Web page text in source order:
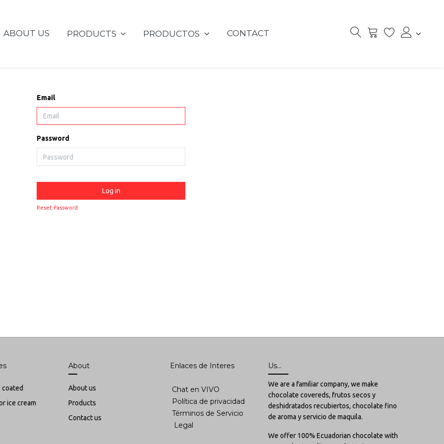
ABOUT US PRODUCTS PRODUCTOS CONTACT
Email
Password
Log in
Reset Password
ice cream
About
About us
Products
Contact us
Enlaces de Interes
Chat en VIVO
Política de privacidad
Términos de Servicio
Legal
Us...
We are a familiar company, we make
chocolate covereds, frutos secos y
deshidratados recubiertos, chocolate fino
de aroma y servicio de maquila.
We offer 100% Ecuadorian chocolate with